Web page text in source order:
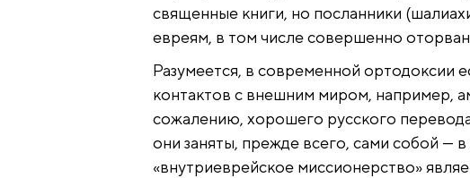
священные книги, но посланники
евреям, в том числе совершенно
Разумеется, в современной ортодоксии
контактов с внешним миром, например,
сожалению, хорошего русского
они заняты, прежде всего, сами собой —
«внутриеврейское миссионерство»